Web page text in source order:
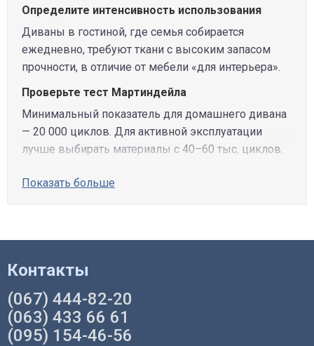
Определите интенсивность использования
Диваны в гостиной, где семья собирается
ежедневно, требуют ткани с высоким запасом
прочности, в отличие от мебели «для интерьера».
Проверьте тест Мартиндейла
Минимальный показатель для домашнего дивана
— 20 000 циклов. Для активной эксплуатации
лучше выбирать материалы с 40–60 тыс. циклов.
Показать больше
Контакты
(067) 444-82-20
(063) 433 66 61
(095) 154-46-56